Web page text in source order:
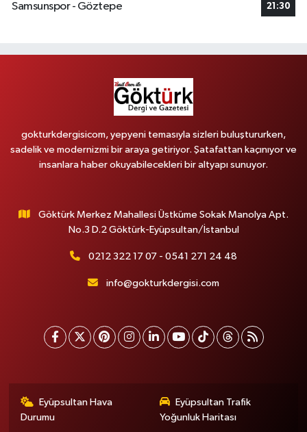
Samsunspor - Göztepe
21:30
gokturkdergisicom, yepyeni temasıyla sizleri buluştururken,
sadelik ve modernizmi bir araya getiriyor. Şatafattan kaçınıyor ve
insanlara haber okuyabilecekleri bir altyapı sunuyor.
Göktürk Merkez Mahallesi Üstküme Sokak Manolya Apt.
No.3 D.2 Göktürk-Eyüpsultan/İstanbul
0212 322 17 07 - 0541 271 24 48
info@gokturkdergisi.com
Eyüpsultan Hava
Durumu
Eyüpsultan Trafik
Yoğunluk Haritası